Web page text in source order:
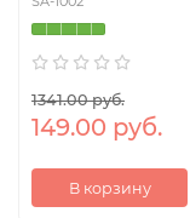
1341.00 руб.
149.00 руб.
В корзину